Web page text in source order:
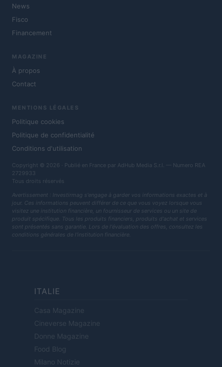
News
Fisco
Financement
MAGAZINE
À propos
Contact
MENTIONS LÉGALES
Politique cookies
Politique de confidentialité
Conditions d'utilisation
Copyright © 2026 · Publié en France par AdHub Media S.r.l. — Numero REA
2729933
Tous droits réservés
Avertissement : Investirmag s'engage à garder vos informations exactes et à
jour. Ces informations peuvent différer de ce que vous voyez lorsque vous
visitez une institution financière, un fournisseur de services ou un site de
produit spécifique. Tous les produits financiers, produits d'achat et services
sont présentés sans garantie. Lors de l'évaluation des offres, consultez les
conditions générales de l'institution financière.
ITALIE
Casa Magazine
Cineverse Magazine
Donne Magazine
Food Blog
Milano Notizie